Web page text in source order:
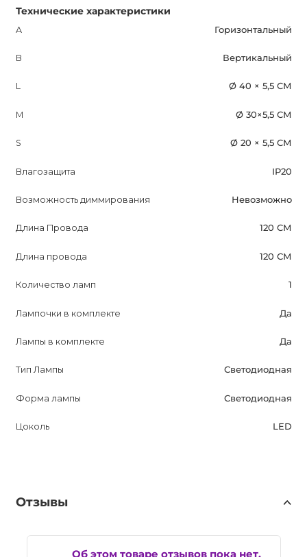
Технические характеристики
A Горизонтальный
B Вертикальный
L Ø 40 × 5,5 СМ
M Ø 30×5,5 СМ
S Ø 20 × 5,5 СМ
Влагозащита IP20
Возможность диммирования Невозможно
Длина Провода 120 СМ
Длина провода 120 СМ
Количество ламп 1
Лампочки в комплекте Да
Лампы в комплекте Да
Тип Лампы Светодиодная
Форма лампы Светодиодная
Цоколь LED
Отзывы
Об этом товаре отзывов пока нет.